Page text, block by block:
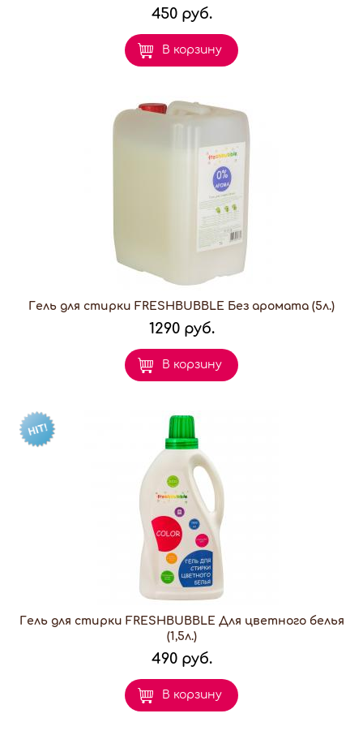
450 руб.
В корзину
Гель для стирки FRESHBUBBLE Без аромата (5л.)
1290 руб.
В корзину
Гель для стирки FRESHBUBBLE Для цветного белья
(1,5л.)
490 руб.
В корзину